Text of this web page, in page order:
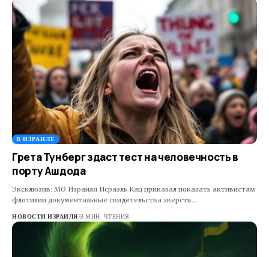
В ИЗРАИЛЕ
Грета Тунберг здаст тест на человечность в
порту Ашдода
Эксклюзив: МО Израиля Исраэль Кац приказал показать активистам
флотилии документальные свидетельства зверств…
НОВОСТИ ИЗРАИЛЯ 3 МИН. ЧТЕНИЯ